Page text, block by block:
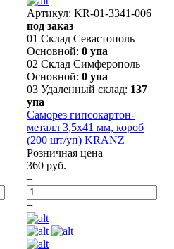
Артикул: KR-01-3341-006
под заказ
01 Склад Севастополь
Основной: 0 упа
02 Склад Симферополь
Основной: 0 упа
03 Удаленный склад: 137
упа
Саморез гипсокартон-
металл 3,5х41 мм, короб
(200 шт/уп) KRANZ
Розничная цена
360 руб.
–
+